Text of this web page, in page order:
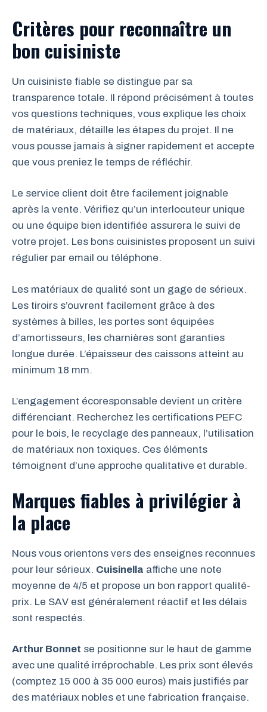
Critères pour reconnaître un
bon cuisiniste
Un cuisiniste fiable se distingue par sa
transparence totale. Il répond précisément à toutes
vos questions techniques, vous explique les choix
de matériaux, détaille les étapes du projet. Il ne
vous pousse jamais à signer rapidement et accepte
que vous preniez le temps de réfléchir.
Le service client doit être facilement joignable
après la vente. Vérifiez qu’un interlocuteur unique
ou une équipe bien identifiée assurera le suivi de
votre projet. Les bons cuisinistes proposent un suivi
régulier par email ou téléphone.
Les matériaux de qualité sont un gage de sérieux.
Les tiroirs s’ouvrent facilement grâce à des
systèmes à billes, les portes sont équipées
d’amortisseurs, les charnières sont garanties
longue durée. L’épaisseur des caissons atteint au
minimum 18 mm.
L’engagement écoresponsable devient un critère
différenciant. Recherchez les certifications PEFC
pour le bois, le recyclage des panneaux, l’utilisation
de matériaux non toxiques. Ces éléments
témoignent d’une approche qualitative et durable.
Marques fiables à privilégier à
la place
Nous vous orientons vers des enseignes reconnues
pour leur sérieux. Cuisinella affiche une note
moyenne de 4/5 et propose un bon rapport qualité-
prix. Le SAV est généralement réactif et les délais
sont respectés.
Arthur Bonnet se positionne sur le haut de gamme
avec une qualité irréprochable. Les prix sont élevés
(comptez 15 000 à 35 000 euros) mais justifiés par
des matériaux nobles et une fabrication française.